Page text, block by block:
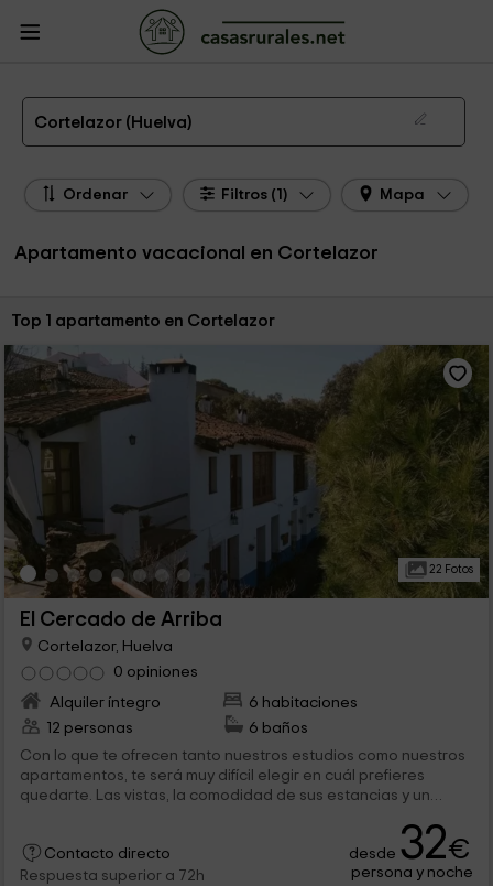
Casas Rurales
Apartamentos Huelva
Apartamentos Cortelazor
Apartamento de alquiler en Cortelazor
Cortelazor (Huelva)
Ordenar Filtros (1) Mapa
Apartamento vacacional en Cortelazor
Ordenar por:
Top 1 apartamento en Cortelazor
22 Fotos
El Cercado de Arriba
Cortelazor, Huelva
0 opiniones
Alquiler íntegro
6 habitaciones
12 personas
6 baños
Con lo que te ofrecen tanto nuestros estudios como nuestros
apartamentos, te será muy difícil elegir en cuál prefieres
quedarte. Las vistas, la comodidad de sus estancias y un
hacen de estos alojamientos la opción perfecta si viajas a
Huelva.
Contacto directo
Respuesta superior a 72h
desde 32€
persona y noche